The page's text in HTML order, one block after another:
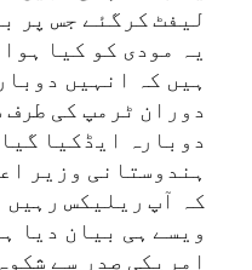
لیفٹ کرگئے جس پر
یہ مودی کو کیا
ہیں کہ انہیں
دوران ٹرمپ کی
دوبارہ ایڈکیا
ہندوستانی وزیر
کہ آپ ریلیکس رہیں
ویسے ہی بیان دیا
امریکی صدر سے